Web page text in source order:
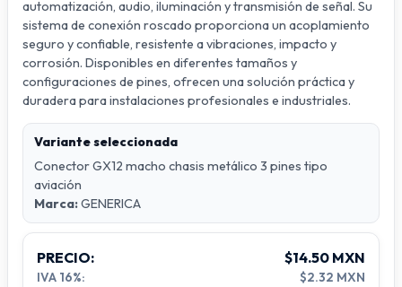
automatización, audio, iluminación y transmisión de señal. Su
sistema de conexión roscado proporciona un acoplamiento
seguro y confiable, resistente a vibraciones, impacto y
corrosión. Disponibles en diferentes tamaños y
configuraciones de pines, ofrecen una solución práctica y
duradera para instalaciones profesionales e industriales.
Variante seleccionada
Conector GX12 macho chasis metálico 3 pines tipo
aviación
Marca:GENERICA
PRECIO: $14.50 MXN
IVA 16%: $2.32 MXN